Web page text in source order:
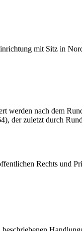
mit Sitz in
werden nach dem
der zuletzt durch
Rechts und